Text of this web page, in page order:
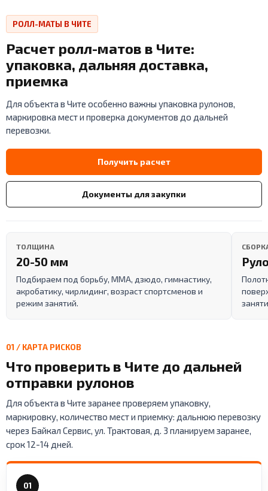
РОЛЛ-МАТЫ В ЧИТЕ
Расчет ролл-матов в Чите:
упаковка, дальняя доставка,
приемка
Для объекта в Чите особенно важны упаковка рулонов,
маркировка мест и проверка документов до дальней
перевозки.
Получить расчет
Документы для закупки
ТОЛЩИНА
20-50 мм
Подбираем под борьбу, ММА, дзюдо, гимнастику,
акробатику, чирлидинг, возраст спортсменов и
режим занятий.
01 / КАРТА РИСКОВ
Что проверить в Чите до дальней
отправки рулонов
Для объекта в Чите заранее проверяем упаковку,
маркировку, количество мест и приемку: дальнюю перевозку
через Байкал Сервис, ул. Трактовая, д. 3 планируем заранее,
срок 12-14 дней.
01